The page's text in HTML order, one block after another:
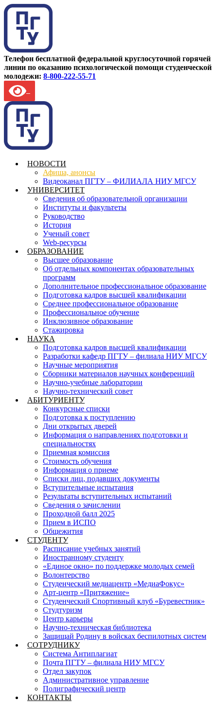
Телефон бесплатной федеральной круглосуточной горячей
линии по оказанию психологической помощи студенческой
молодежи: 8-800-222-55-71
НОВОСТИ
Афиша, анонсы
Видеоканал ПГТУ – ФИЛИАЛА НИУ МГСУ
УНИВЕРСИТЕТ
Сведения об образовательной организации
Институты и факультеты
Руководство
История
Ученый совет
Web-ресурсы
ОБРАЗОВАНИЕ
Высшее образование
Об отдельных компонентах образовательных
программ
Дополнительное профессиональное образование
Подготовка кадров высшей квалификации
Среднее профессиональное образование
Профессиональное обучение
Инклюзивное образование
Стажировка
НАУКА
Подготовка кадров высшей квалификации
Разработки кафедр ПГТУ – филиала НИУ МГСУ
Научные мероприятия
Сборники материалов научных конференций
Научно-учебные лаборатории
Научно-технический совет
АБИТУРИЕНТУ
Конкурсные списки
Подготовка к поступлению
Дни открытых дверей
Информация о направлениях подготовки и
специальностях
Приемная комиссия
Стоимость обучения
Информация о приеме
Списки лиц, подавших документы
Вступительные испытания
Результаты вступительных испытаний
Сведения о зачислении
Проходной балл 2025
Прием в ИСПО
Общежития
СТУДЕНТУ
Расписание учебных занятий
Иностранному студенту
«Единое окно» по поддержке молодых семей
Волонтерство
Студенческий медиацентр «МедиаФокус»
Арт-центр «Притяжение»
Студенческий Спортивный клуб «Буревестник»
Студтуризм
Центр карьеры
Научно-техническая библиотека
Защищай Родину в войсках беспилотных систем
СОТРУДНИКУ
Система Антиплагиат
Почта ПГТУ – филиала НИУ МГСУ
Отдел закупок
Административное управление
Полиграфический центр
КОНТАКТЫ